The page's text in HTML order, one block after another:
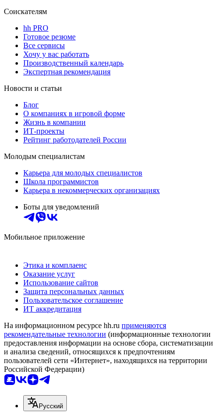
Соискателям
hh PRO
Готовое резюме
Все сервисы
Хочу у вас работать
Производственный календарь
Экспертная рекомендация
Новости и статьи
Блог
О компаниях в игровой форме
Жизнь в компании
ИТ-проекты
Рейтинг работодателей России
Молодым специалистам
Карьера для молодых специалистов
Школа программистов
Карьера в некоммерческих организациях
Боты для уведомлений
Мобильное приложение
Этика и комплаенс
Оказание услуг
Использование сайтов
Защита персональных данных
Пользовательское соглашение
ИТ аккредитация
На информационном ресурсе hh.ru применяются
рекомендательные технологии (информационные технологии
предоставления информации на основе сбора, систематизации
и анализа сведений, относящихся к предпочтениям
пользователей сети «Интернет», находящихся на территории
Российской Федерации)
Русский